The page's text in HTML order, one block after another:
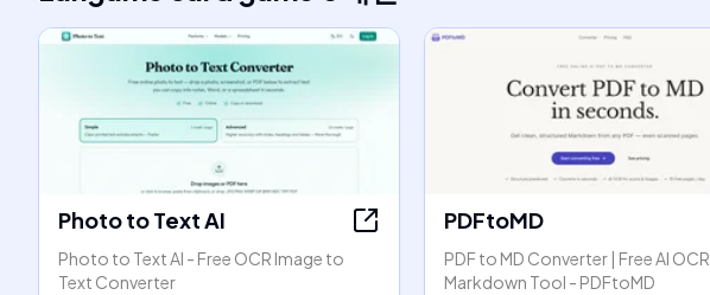
Photo to Text AI
Photo to Text AI - Free OCR Image to
Text Converter
PDFtoMD
PDF to MD Converter | Free AI OCR
Markdown Tool - PDFtoMD